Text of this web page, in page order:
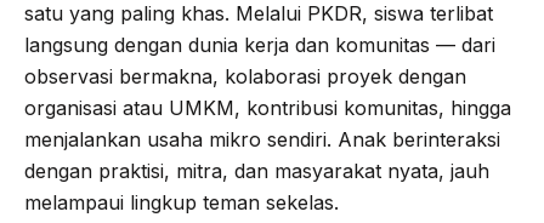
satu yang paling khas. Melalui PKDR, siswa terlibat
langsung dengan dunia kerja dan komunitas — dari
observasi bermakna, kolaborasi proyek dengan
organisasi atau UMKM, kontribusi komunitas, hingga
menjalankan usaha mikro sendiri. Anak berinteraksi
dengan praktisi, mitra, dan masyarakat nyata, jauh
melampaui lingkup teman sekelas.